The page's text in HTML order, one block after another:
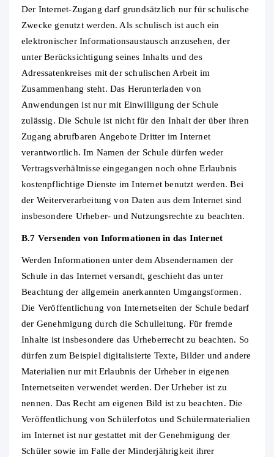
Der Internet‐Zugang darf grundsätzlich nur für schulische
Zwecke genutzt werden. Als schulisch ist auch ein
elektronischer Informationsaustausch anzusehen, der
unter Berücksichtigung seines Inhalts und des
Adressatenkreises mit der schulischen Arbeit im
Zusammenhang steht. Das Herunterladen von
Anwendungen ist nur mit Einwilligung der Schule
zulässig. Die Schule ist nicht für den Inhalt der über ihren
Zugang abrufbaren Angebote Dritter im Internet
verantwortlich. Im Namen der Schule dürfen weder
Vertragsverhältnisse eingegangen noch ohne Erlaubnis
kostenpflichtige Dienste im Internet benutzt werden. Bei
der Weiterverarbeitung von Daten aus dem Internet sind
insbesondere Urheber‐ und Nutzungsrechte zu beachten.
B.7 Versenden von Informationen in das Internet
Werden Informationen unter dem Absendernamen der
Schule in das Internet versandt, geschieht das unter
Beachtung der allgemein anerkannten Umgangsformen.
Die Veröffentlichung von Internetseiten der Schule bedarf
der Genehmigung durch die Schulleitung. Für fremde
Inhalte ist insbesondere das Urheberrecht zu beachten. So
dürfen zum Beispiel digitalisierte Texte, Bilder und andere
Materialien nur mit Erlaubnis der Urheber in eigenen
Internetseiten verwendet werden. Der Urheber ist zu
nennen. Das Recht am eigenen Bild ist zu beachten. Die
Veröffentlichung von Schülerfotos und Schülermaterialien
im Internet ist nur gestattet mit der Genehmigung der
Schüler sowie im Falle der Minderjährigkeit ihrer